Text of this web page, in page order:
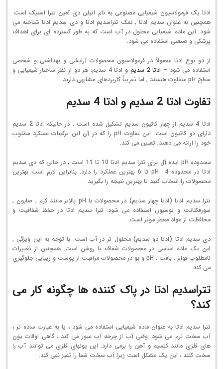
ادتا یک فرمولاسیون شیمیایی مصنوعی به نام اتیلن دی آمین تترا استیک است.
همچنین به عنوان سدیم ادتا , نمک تتراسدیم ادتا و دی سدیم ادتا شناخته می
شود. این ماده شیمیایی محلول در آب است که به طور گسترده ای برای اهداف
پزشکی و صنعتی استفاده می شود.
از دو نوع ادتا معمولاً در فرمولاسیون محصولات آرایشی و بهداشتی و شخصی
استفاده می شود – ادتا 2 سدیم
و ادتا 4 سدیم. هر دو از نظر ساختار شیمیایی و
سطح pH متفاوت هستند , اما تقریباً کاربردهای مشابهی دارند.
تفاوت ادتا 2 سدیم و ادتا 4 سدیم
ادتا 4 سدیم از چهار کاتیون سدیم تشکیل شده است , در حالیکه ادتا 2 سدیم
دارای دو کاتیون است. این تفاوت pH را که در آن این ترکیبات عملکرد مطلوب
خود را ارائه می دهند, تعیین می کند.
محدوده pH ایده آل برای تترا سدیم ادتا 10 تا 11 است , در حالی که دی سدیم
ادتا در محدوده pH 4 تا 6 بهترین عملکرد را دارد. بنابراین لازم است بهترین
محصولات را انتخاب کنید تا بهترین نتیجه را بگیرید.
تترا سدیم ادتا (ادتا چهار سدیم) در محصولات با pH بالاتر مانند کرم , صابون ,
سورفکتانت و لوسیون استفاده می شود. تترا سدیم ادتا در حفظ شفافیت و
محافظت از مواد معطر موثر است.
دی سدیم ادتا (ادتا دو سدیم) محلول تر در آب است. با توجه به این ویژگی ,
این یک ماده اساسی در محصولات شفاف یا روشن است. همچنین از تغییرات
نامطلوب قوام , بافت , pH و بو در محصولات مراقبت از پوست و زیبایی جلوگیری
می کند.
تتراسدیم ادتا در پاک کننده ها چگونه کار می
کند؟
تترا سدیم ادتا به عنوان ماده شیمیایی استفاده می شود ، یا به عبارت ساده تر ،
آب سخت نرم می شود. وقتی آب از چرخه آب عبور می کند ، گاهی اوقات یون
های فلزی مانند کلسیم و آهن را برمی دارد. این یونهای فلزی می توانند آب را
سخت کنند ، این یک مشکل است زیرا آب سخت شما را تمیز نمی کند.